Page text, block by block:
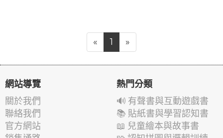
« 1 »
網站導覽
關於我們
聯絡我們
官方網站
熱門分類
🔊 有聲書與互動遊戲書
📚 貼紙書與學習認知書
📖 兒童繪本與故事書